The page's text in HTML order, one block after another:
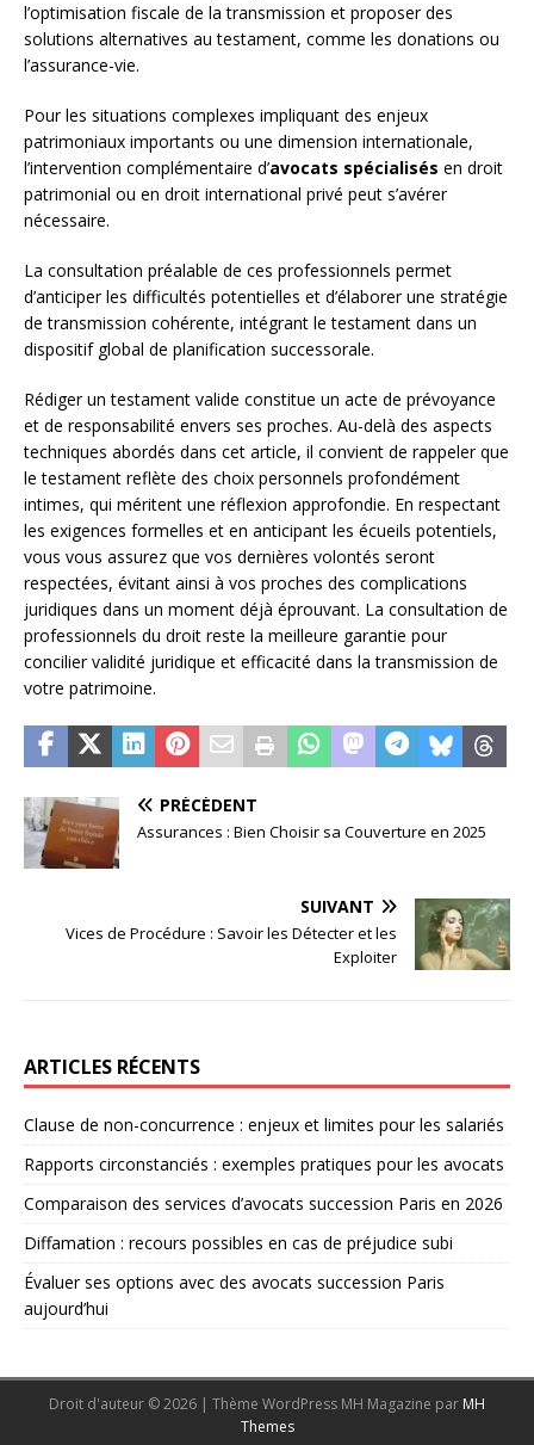
l’optimisation fiscale de la transmission et proposer des
solutions alternatives au testament, comme les donations ou
l’assurance-vie.
Pour les situations complexes impliquant des enjeux
patrimoniaux importants ou une dimension internationale,
l’intervention complémentaire d’avocats spécialisés en droit
patrimonial ou en droit international privé peut s’avérer
nécessaire.
La consultation préalable de ces professionnels permet
d’anticiper les difficultés potentielles et d’élaborer une stratégie
de transmission cohérente, intégrant le testament dans un
dispositif global de planification successorale.
Rédiger un testament valide constitue un acte de prévoyance
et de responsabilité envers ses proches. Au-delà des aspects
techniques abordés dans cet article, il convient de rappeler que
le testament reflète des choix personnels profondément
intimes, qui méritent une réflexion approfondie. En respectant
les exigences formelles et en anticipant les écueils potentiels,
vous vous assurez que vos dernières volontés seront
respectées, évitant ainsi à vos proches des complications
juridiques dans un moment déjà éprouvant. La consultation de
professionnels du droit reste la meilleure garantie pour
concilier validité juridique et efficacité dans la transmission de
votre patrimoine.
PRÉCÉDENT
Assurances : Bien Choisir sa Couverture en 2025
SUIVANT
Vices de Procédure : Savoir les Détecter et les
Exploiter
ARTICLES RÉCENTS
Clause de non-concurrence : enjeux et limites pour les salariés
Rapports circonstanciés : exemples pratiques pour les avocats
Comparaison des services d’avocats succession Paris en 2026
Diffamation : recours possibles en cas de préjudice subi
Évaluer ses options avec des avocats succession Paris
aujourd’hui
Droit d'auteur © 2026 | Thème WordPress MH Magazine par MH
Themes